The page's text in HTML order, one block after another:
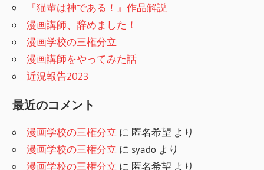
『猫輩は神である！』作品解説
漫画講師、辞めました！
漫画学校の三権分立
漫画講師をやってみた話
近況報告2023
最近のコメント
漫画学校の三権分立 に 匿名希望 より
漫画学校の三権分立 に syado より
漫画学校の三権分立 に 匿名希望 より